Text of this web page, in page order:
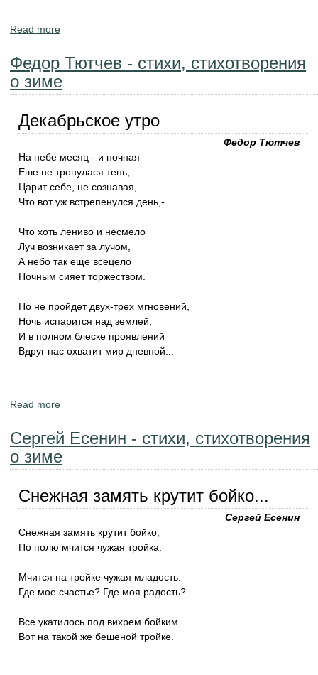
Read more
Федор Тютчев - стихи, стихотворения
о зиме
Декабрьское утро
Федор Тютчев
На небе месяц - и ночная
Еше не тронулася тень,
Царит себе, не сознавая,
Что вот уж встрепенулся день,-
Что хоть лениво и несмело
Луч возникает за лучом,
А небо так еще всецело
Ночным сияет торжеством.
Но не пройдет двух-трех мгновений,
Ночь испарится над землей,
И в полном блеске проявлений
Вдруг нас охватит мир дневной...
Read more
Сергей Есенин - стихи, стихотворения
о зиме
Снежная замять крутит бойко...
Сергей Есенин
Снежная замять крутит бойко,
По полю мчится чужая тройка.
Мчится на тройке чужая младость.
Где мое счастье? Где моя радость?
Все укатилось под вихрем бойким
Вот на такой же бешеной тройке.